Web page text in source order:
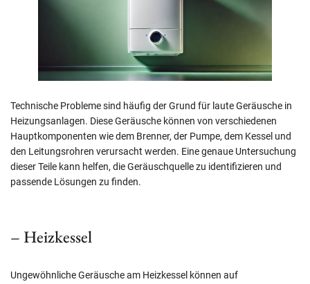
Technische Probleme sind häufig der Grund für laute Geräusche in
Heizungsanlagen. Diese Geräusche können von verschiedenen
Hauptkomponenten wie dem Brenner, der Pumpe, dem Kessel und
den Leitungsrohren verursacht werden. Eine genaue Untersuchung
dieser Teile kann helfen, die Geräuschquelle zu identifizieren und
passende Lösungen zu finden.
– Heizkessel
Ungewöhnliche Geräusche am Heizkessel können auf